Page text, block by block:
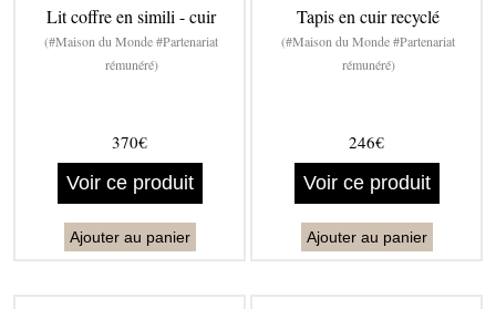
Lit coffre en simili - cuir
(#Maison du Monde #Partenariat
rémunéré)
370€
Voir ce produit
Ajouter au panier
Tapis en cuir recyclé
(#Maison du Monde #Partenariat
rémunéré)
246€
Voir ce produit
Ajouter au panier